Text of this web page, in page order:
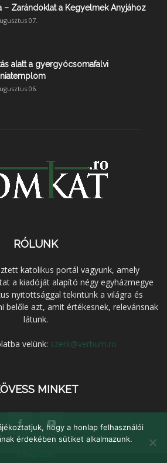
– Zarándoklat a Kegyelmek Anyjához
07.
alatt a gyergyócsomafalvi
06.
RÓLUNK
katolikus portál vagyunk, amely
a kiadóját alapító négy egyházmegye
nyitottsággal tekintünk a világra és
belőle azt, amit értékesnek, relevánsnak
látunk.
velünk: szerk@verbum.ro
MINKET
hogy a honlap felhasználói
érdekében sütiket alkalmazunk.